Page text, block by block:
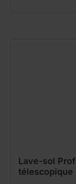
Lave-sol
télescopique